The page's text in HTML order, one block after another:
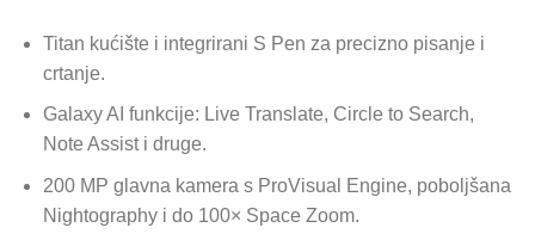
Titan kućište i integrirani S Pen za precizno pisanje i
crtanje.
Galaxy AI funkcije: Live Translate, Circle to Search,
Note Assist i druge.
200 MP glavna kamera s ProVisual Engine, poboljšana
Nightography i do 100× Space Zoom.